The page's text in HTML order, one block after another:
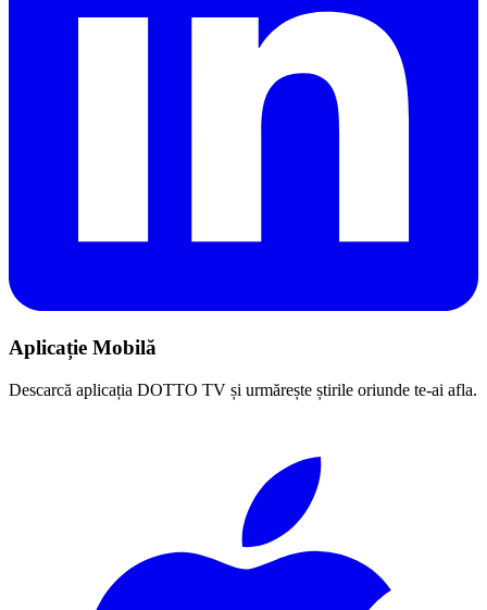
Aplicație Mobilă
Descarcă aplicația DOTTO TV și urmărește știrile oriunde te-ai afla.